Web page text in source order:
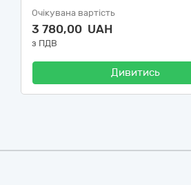
Очікувана вартість
3 780,00 UAH
з ПДВ
Дивитись